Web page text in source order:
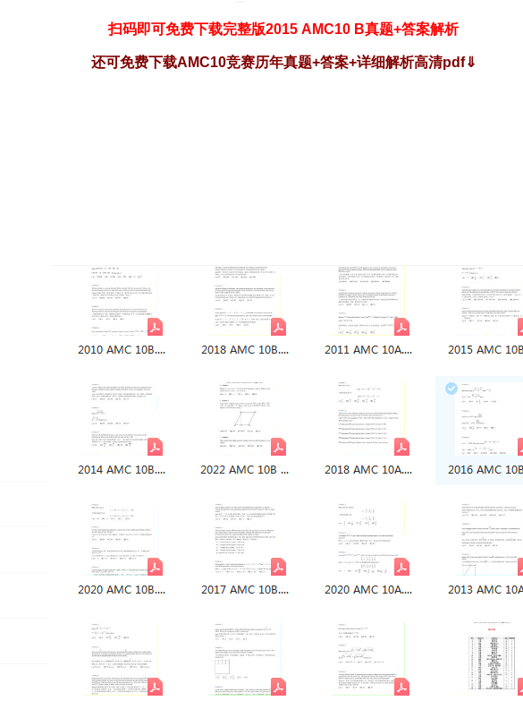
扫码即可免费下载完整版2015 AMC10 B真题+答案解析
还可免费下载AMC10竞赛历年真题+答案+详细解析高清pdf⇓